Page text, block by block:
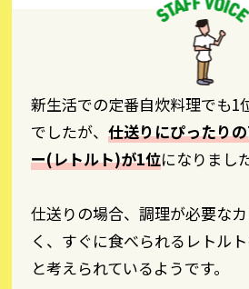
新生活での定番自炊料理でも1
でしたが、仕送りにぴったり
ー(レトルト)が1位になりまし
仕送りの場合、調理が必要な
く、すぐに食べられるレトル
と考えられているようです。